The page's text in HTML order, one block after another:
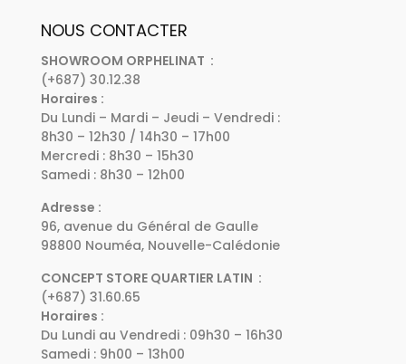
NOUS CONTACTER
SHOWROOM ORPHELINAT :
(+687) 30.12.38
Horaires :
Du Lundi – Mardi – Jeudi – Vendredi :
8h30 – 12h30 / 14h30 – 17h00
Mercredi : 8h30 – 15h30
Samedi : 8h30 – 12h00
Adresse :
96, avenue du Général de Gaulle
98800 Nouméa, Nouvelle-Calédonie
CONCEPT STORE QUARTIER LATIN :
(+687) 31.60.65
Horaires :
Du Lundi au Vendredi : 09h30 – 16h30
Samedi : 9h00 – 13h00